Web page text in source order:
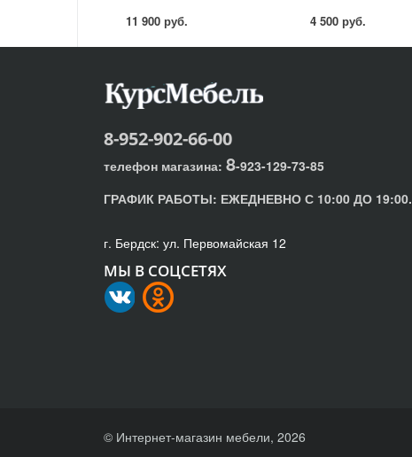
11 900 руб.
4 500 руб.
8-952-902-66-00
телефон магазина: 8-923-129-73-85
ГРАФИК РАБОТЫ: ЕЖЕДНЕВНО С 10:00 ДО 19:00.
г. Бердск: ул. Первомайская 12
МЫ В СОЦСЕТЯХ
© Интернет-магазин мебели, 2026